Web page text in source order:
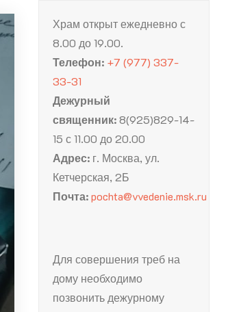
Храм открыт ежедневно с
8.00 до 19.00.
Телефон: +7 (977) 337-
33-31
Дежурный
священник:8(925)829-14-
15 с 11.00 до 20.00
Адрес: г. Москва, ул.
Кетчерская, 2Б
Почта:pochta@vvedenie.msk.ru
Для совершения треб на
дому необходимо
позвонить дежурному